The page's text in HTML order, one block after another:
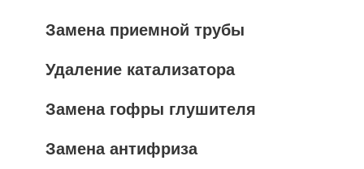
Замена приемной трубы
Удаление катализатора
Замена гофры глушителя
Замена антифриза